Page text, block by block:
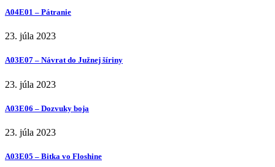
A04E01 – Pátranie
23. júla 2023
A03E07 – Návrat do Južnej šíriny
23. júla 2023
A03E06 – Dozvuky boja
23. júla 2023
A03E05 – Bitka vo Floshine